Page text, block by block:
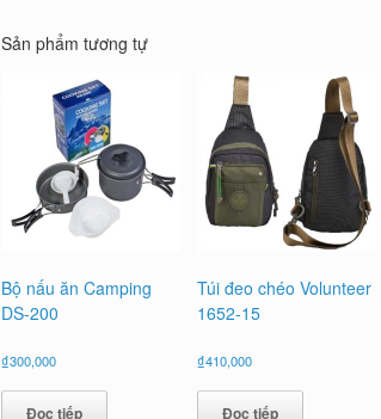
Sản phẩm tương tự
Bộ nấu ăn Camping
DS-200
₫300,000
Đọc tiếp
Túi đeo chéo Volunteer
1652-15
₫410,000
Đọc tiếp